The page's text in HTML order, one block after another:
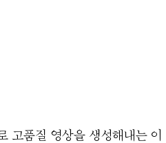
고품질 영상을 생성해내는